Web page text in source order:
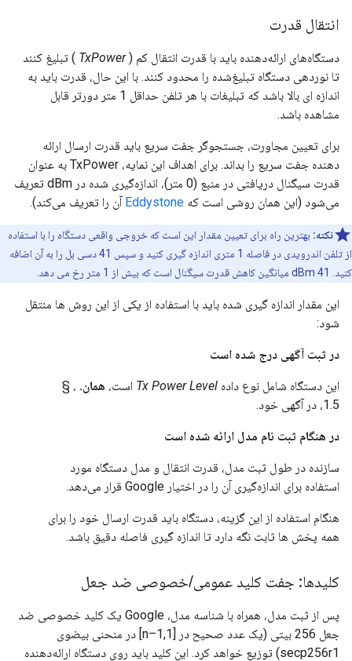
انتقال قدرت
دستگاه‌های ارائه‌دهنده باید با قدرت انتقال کم (TxPower ) تبلیغ کنند
تا نوردهی دستگاه تبلیغ‌شده را محدود کنند. با این حال، قدرت باید به
اندازه ای بالا باشد که تبلیغات با هر تلفن حداقل 1 متر دورتر قابل
مشاهده باشد.
برای تعیین مجاورت، جستجوگر جفت سریع باید قدرت ارسال ارائه
دهنده جفت سریع را بداند. برای اهداف این نمایه، TxPower به عنوان
قدرت سیگنال دریافتی در منبع (0 متر)، اندازه‌گیری شده در dBm تعریف
می‌شود (این همان روشی است که Eddystone آن را تعریف می‌کند).
نکته: بهترین راه برای تعیین مقدار این است که خروجی واقعی دستگاه را با استفاده
از تلفن اندرویدی در فاصله 1 متری اندازه گیری کنید و سپس 41 دسی بل را به آن اضافه
کنید. 41 dBm میانگین کاهش قدرت سیگنال است که بیش از 1 متر رخ می دهد.
این مقدار اندازه گیری شده باید با استفاده از یکی از این روش ها منتقل
شود:
در ثبت آگهی درج شده است
این دستگاه شامل نوع داده Tx Power Level است، همان. ، §
1.5، در آگهی خود.
در هنگام ثبت نام مدل ارائه شده است
سازنده در طول ثبت مدل، قدرت انتقال و مدل دستگاه مورد
استفاده برای اندازه‌گیری آن را در اختیار Google قرار می‌دهد.
هنگام استفاده از این گزینه، دستگاه باید قدرت ارسال خود را برای
همه پخش ها ثابت نگه دارد تا اندازه گیری فاصله دقیق باشد.
کلیدها: جفت کلید عمومی/خصوصی ضد جعل
پس از ثبت مدل، همراه با شناسه مدل، Google یک کلید خصوصی ضد
جعل 256 بیتی (یک عدد صحیح در [1,n–1] در منحنی بیضوی
secp256r1) توزیع خواهد کرد. این کلید باید روی دستگاه ارائه‌دهنده